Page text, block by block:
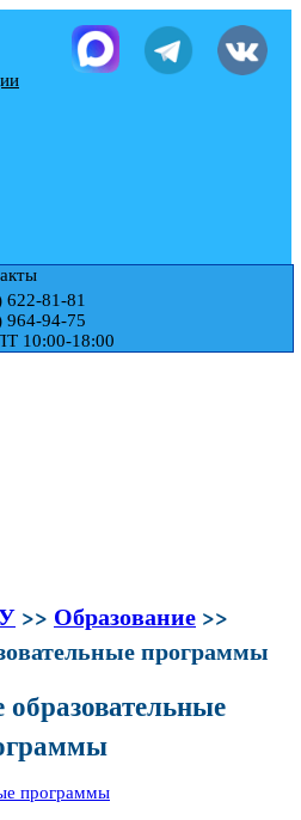
622-81-81
964-94-75
10:00-18:00
>> Образование >>
программы
программы